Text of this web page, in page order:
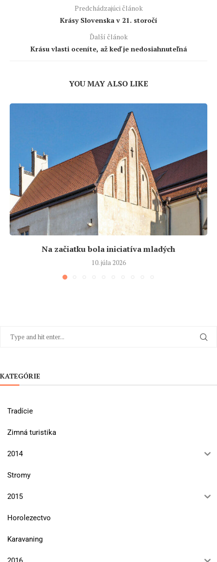
Predchádzajúci článok
Krásy Slovenska v 21. storočí
Ďalší článok
Krásu vlasti oceníte, až keď je nedosiahnuteľná
YOU MAY ALSO LIKE
Na začiatku bola iniciatíva mladých
10. júla 2026
KATEGÓRIE
Tradície
Zimná turistika
2014
Stromy
2015
Horolezectvo
Karavaning